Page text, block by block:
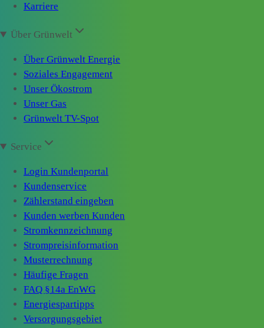
Karriere
Über Grünwelt
Über Grünwelt Energie
Soziales Engagement
Unser Ökostrom
Unser Gas
Grünwelt TV-Spot
Service
Login Kundenportal
Kundenservice
Zählerstand eingeben
Kunden werben Kunden
Stromkennzeichnung
Strompreisinformation
Musterrechnung
Häufige Fragen
FAQ §14a EnWG
Energiespartipps
Versorgungsgebiet